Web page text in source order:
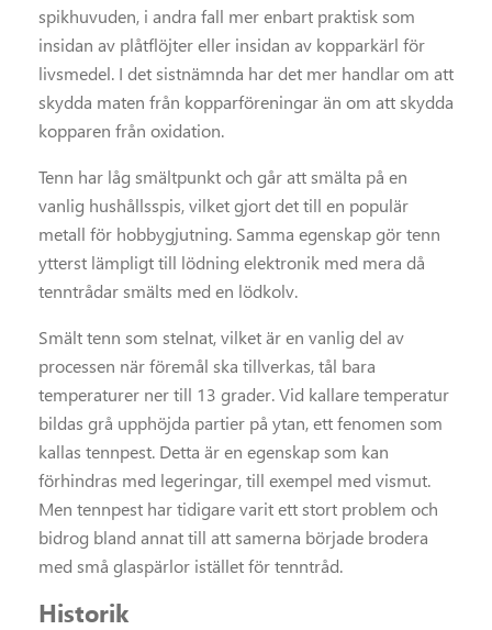
spikhuvuden, i andra fall mer enbart praktisk som
insidan av plåtflöjter eller insidan av kopparkärl för
livsmedel. I det sistnämnda har det mer handlar om att
skydda maten från kopparföreningar än om att skydda
kopparen från oxidation.
Tenn har låg smältpunkt och går att smälta på en
vanlig hushållsspis, vilket gjort det till en populär
metall för hobbygjutning. Samma egenskap gör tenn
ytterst lämpligt till lödning elektronik med mera då
tenntrådar smälts med en lödkolv.
Smält tenn som stelnat, vilket är en vanlig del av
processen när föremål ska tillverkas, tål bara
temperaturer ner till 13 grader. Vid kallare temperatur
bildas grå upphöjda partier på ytan, ett fenomen som
kallas tennpest. Detta är en egenskap som kan
förhindras med legeringar, till exempel med vismut.
Men tennpest har tidigare varit ett stort problem och
bidrog bland annat till att samerna började brodera
med små glaspärlor istället för tenntråd.
Historik